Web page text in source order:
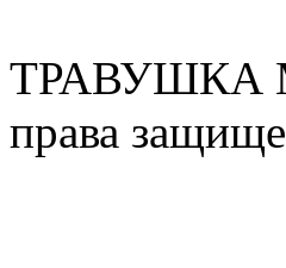
ТРАВУШКА
права